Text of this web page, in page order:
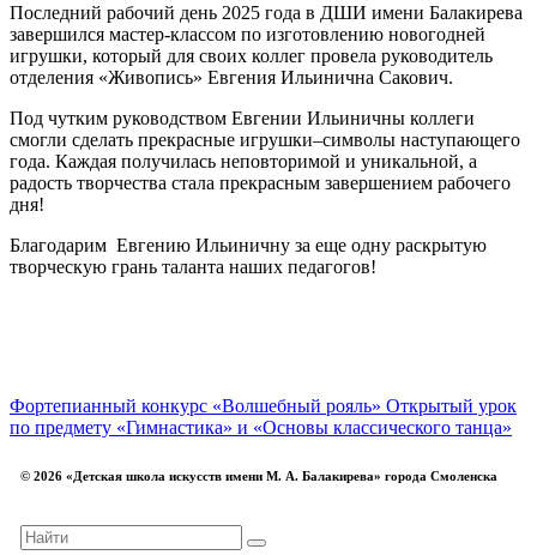
Последний рабочий день 2025 года в ДШИ имени Балакирева
завершился мастер-классом по изготовлению новогодней
игрушки, который для своих коллег провела руководитель
отделения «Живопись» Евгения Ильинична Сакович.
Под чутким руководством Евгении Ильиничны коллеги
смогли сделать прекрасные игрушки–символы наступающего
года. Каждая получилась неповторимой и уникальной, а
радость творчества стала прекрасным завершением рабочего
дня!
Благодарим Евгению Ильиничну за еще одну раскрытую
творческую грань таланта наших педагогов!
Фортепианный конкурс «Волшебный рояль» Открытый урок
по предмету «Гимнастика» и «Основы классического танца»
© 2026 «Детская школа искусств имени М. А. Балакирева» города Смоленска